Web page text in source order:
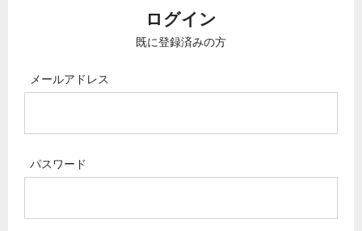
ログイン
既に登録済みの方
メールアドレス
パスワード